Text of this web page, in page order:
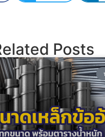
Posts